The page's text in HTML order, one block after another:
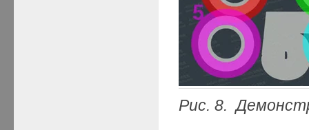
Рис. 8.